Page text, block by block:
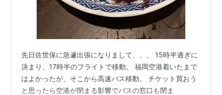
先日佐世保に急遽出張になりまして、、、 15時半過ぎに
決まり、17時半のフライトで移動。 福岡空港着いたまで
はよかったが、そこから高速バス移動。 チケット買おう
と思ったら空港が閉まる影響でバスの窓口も閉ま